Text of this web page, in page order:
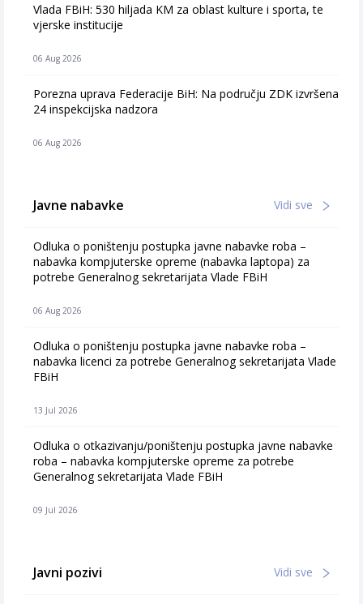
Vlada FBiH: 530 hiljada KM za oblast kulture i sporta, te
vjerske institucije
06 Aug 2026
Porezna uprava Federacije BiH: Na području ZDK izvršena
24 inspekcijska nadzora
06 Aug 2026
Javne nabavke Vidi sve
Odluka o poništenju postupka javne nabavke roba –
nabavka kompjuterske opreme (nabavka laptopa) za
potrebe Generalnog sekretarijata Vlade FBiH
06 Aug 2026
Odluka o poništenju postupka javne nabavke roba –
nabavka licenci za potrebe Generalnog sekretarijata Vlade
FBiH
13 Jul 2026
Odluka o otkazivanju/poništenju postupka javne nabavke
roba – nabavka kompjuterske opreme za potrebe
Generalnog sekretarijata Vlade FBiH
09 Jul 2026
Javni pozivi Vidi sve